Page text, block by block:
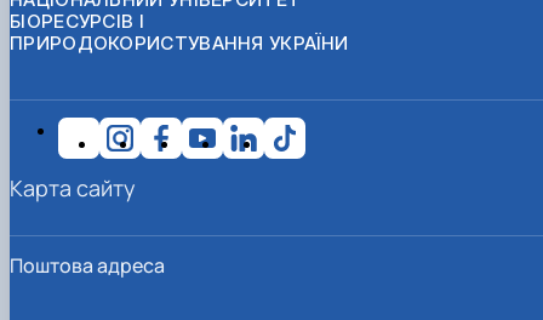
БІОРЕСУРСІВ І
ПРИРОДОКОРИСТУВАННЯ УКРАЇНИ
Поштова адреса
Карта сайту